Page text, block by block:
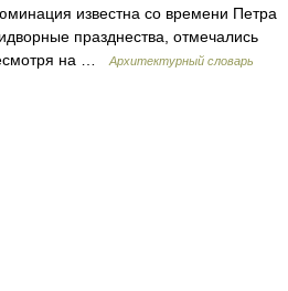
известна со времени Петра
празднества, отмечались
на …
Архитектурный словарь